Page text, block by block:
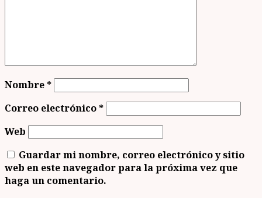
Nombre*
Correo electrónico*
Web
Guardar mi nombre, correo electrónico y sitio
web en este navegador para la próxima vez que
haga un comentario.